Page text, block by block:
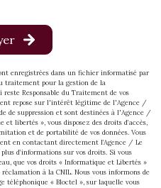
enregistrées dans un fichier informatisé par
traitement pour la gestion de la
Responsable du Traitement de vos
repose sur l'intérêt légitime de l'Agence /
de suppression et sont destinées à l'Agence /
libertés », vous disposez des droits d’accès,
et de portabilité de vos données. Vous
en contactant directement l’Agence / Le
d’informations sur vos droits. Si vous
que vos droits « Informatique et Libertés »
à la CNIL. Nous vous informons de
téléphonique « Bloctel », sur laquelle vous